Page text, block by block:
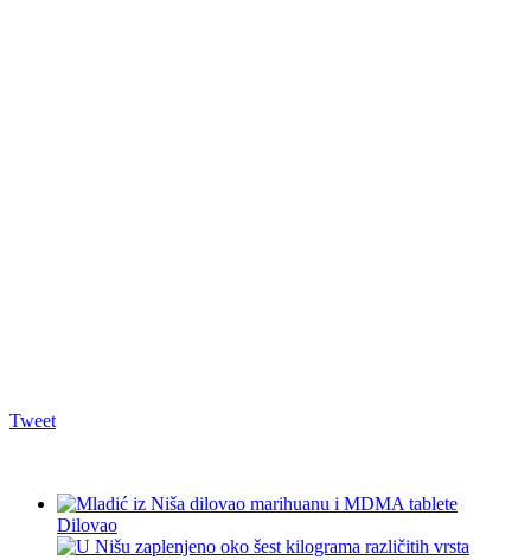
Tweet
Dilovao